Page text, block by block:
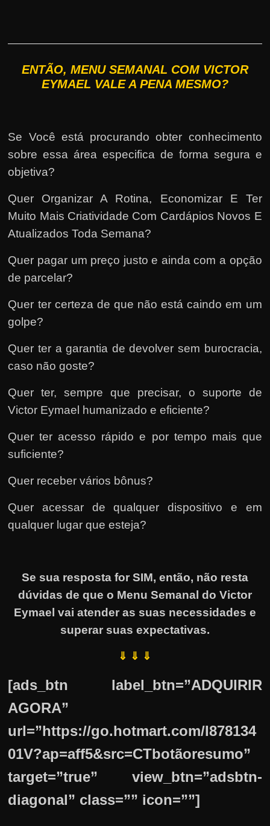
ENTÃO, MENU SEMANAL COM VICTOR
EYMAEL VALE A PENA MESMO?
Se Você está procurando obter conhecimento
sobre essa área especifica de forma segura e
objetiva?
Quer Organizar A Rotina, Economizar E Ter
Muito Mais Criatividade Com Cardápios Novos E
Atualizados Toda Semana?
Quer pagar um preço justo e ainda com a opção
de parcelar?
Quer ter certeza de que não está caindo em um
golpe?
Quer ter a garantia de devolver sem burocracia,
caso não goste?
Quer ter, sempre que precisar, o suporte de
Victor Eymael humanizado e eficiente?
Quer ter acesso rápido e por tempo mais que
suficiente?
Quer receber vários bônus?
Quer acessar de qualquer dispositivo e em
qualquer lugar que esteja?
Se sua resposta for SIM, então, não resta
dúvidas de que o Menu Semanal do Victor
Eymael vai atender as suas necessidades e
superar suas expectativas.
⇓ ⇓ ⇓
[ads_btn label_btn=”ADQUIRIR
AGORA”
url=”https://go.hotmart.com/I878134
01V?ap=aff5&src=CTbotãoresumo”
target=”true” view_btn=”adsbtn-
diagonal” class=”” icon=””]